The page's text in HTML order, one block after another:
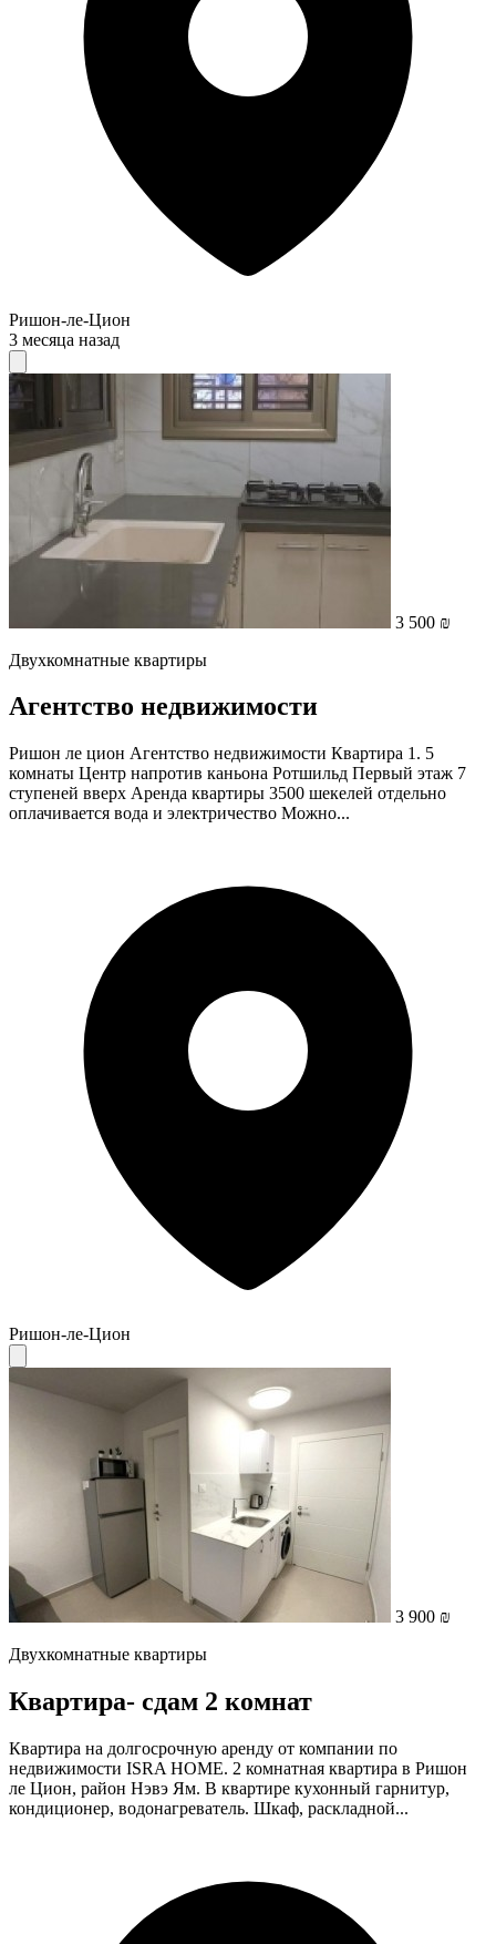
Ришон-ле-Цион
3 месяца назад
3 500 ₪
Двухкомнатные квартиры
Агентство недвижимости
Ришон ле цион Агентство недвижимости Квартира 1. 5
комнаты Центр напротив каньона Ротшильд Первый этаж 7
ступеней вверх Аренда квартиры 3500 шекелей отдельно
оплачивается вода и электричество Можно...
Ришон-ле-Цион
3 900 ₪
Двухкомнатные квартиры
Квартира- cдам 2 комнат
Квартира на долгосрочную аренду от компании по
недвижимости ISRA HOME. 2 комнатная квартира в Ришон
ле Цион, район Нэвэ Ям. В квартире кухонный гарнитур,
кондиционер, водонагреватель. Шкаф, раскладной...